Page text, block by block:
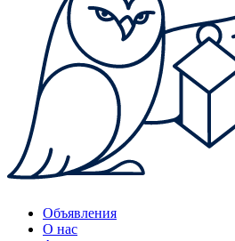
Объявления
О нас